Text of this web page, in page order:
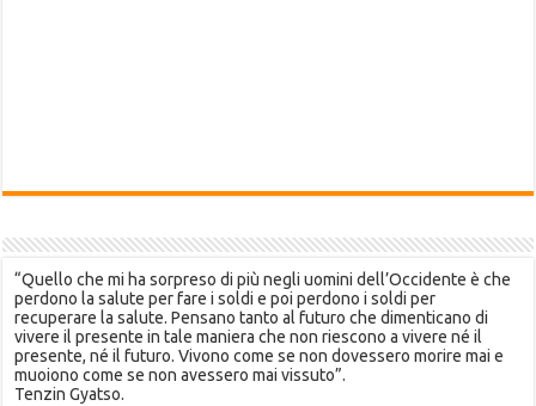
“Quello che mi ha sorpreso di più negli uomini dell’Occidente è che
perdono la salute per fare i soldi e poi perdono i soldi per
recuperare la salute. Pensano tanto al futuro che dimenticano di
vivere il presente in tale maniera che non riescono a vivere né il
presente, né il futuro. Vivono come se non dovessero morire mai e
muoiono come se non avessero mai vissuto”.
Tenzin Gyatso.